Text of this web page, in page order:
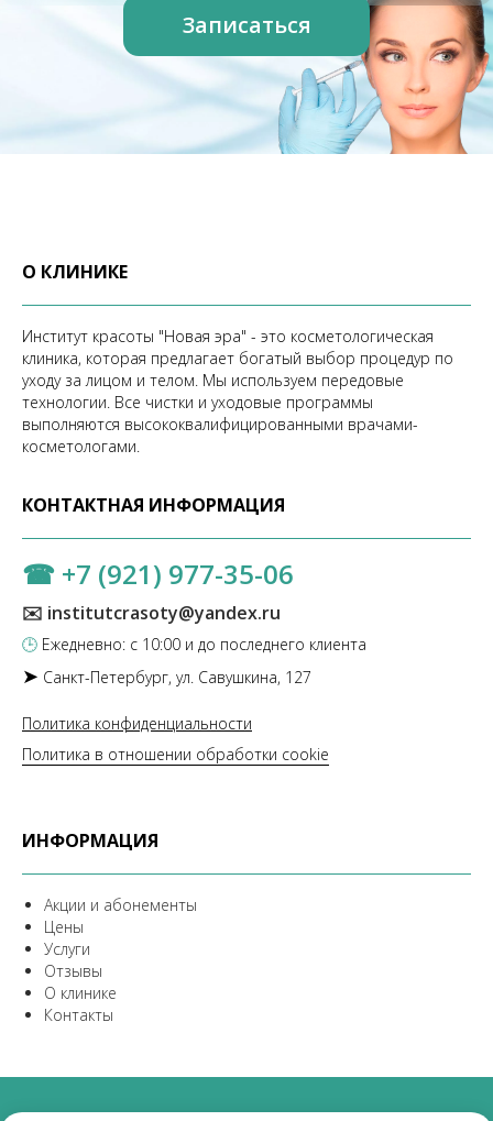
О КЛИНИКЕ
Институт красоты "Новая эра" - это косметологическая
клиника, которая предлагает богатый выбор процедур по
уходу за лицом и телом. Мы используем передовые
технологии. Все чистки и уходовые программы
выполняются высококвалифицированными врачами-
косметологами.
КОНТАКТНАЯ ИНФОРМАЦИЯ
☎ +7 (921) 977-35-06
✉️ institutcrasoty@yandex.ru
🕒 Ежедневно: с 10:00 и до последнего клиента
➤ Санкт-Петербург, ул. Савушкина, 127
Политика конфиденциальности
Политика в отношении обработки cookie
ИНФОРМАЦИЯ
Акции и абонементы
Цены
Услуги
Отзывы
О клинике
Контакты